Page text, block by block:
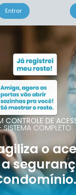
Entrar
CONTROLE DE
SISTEMA COMPLETO.
o